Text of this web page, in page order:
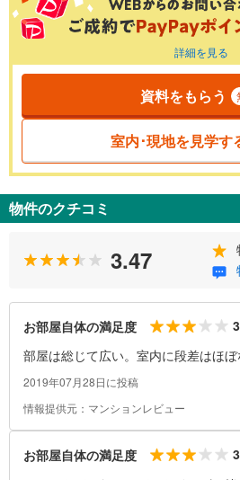
詳細を見る
資料をもらう
室内･現地を見学す
物件のクチコミ
3.47
お部屋自体の満足度
3
部屋は総じて広い。室内に段差はほ
屋が狭くならない程度の広さはある。
2019年07月28日に投稿
情報提供元：マンションレビュー
お部屋自体の満足度
3